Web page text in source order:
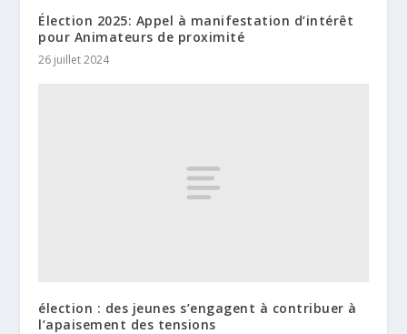
Élection 2025: Appel à manifestation d’intérêt
pour Animateurs de proximité
26 juillet 2024
élection : des jeunes s’engagent à contribuer à
l’apaisement des tensions